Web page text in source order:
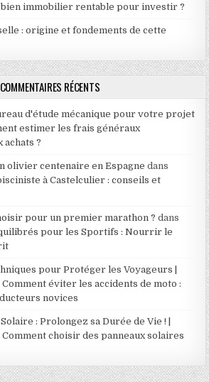
immobilier rentable pour investir ?
: origine et fondements de cette
COMMENTAIRES RÉCENTS
d'étude mécanique pour votre projet
estimer les frais généraux
?
olivier centenaire en Espagne dans
à Castelculier : conseils et
pour un premier marathon ? dans
pour les Sportifs : Nourrir le
pour Protéger les Voyageurs |
Comment éviter les accidents de moto :
novices
: Prolongez sa Durée de Vie ! |
Comment choisir des panneaux solaires